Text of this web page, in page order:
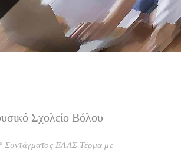
Σχολείο Βόλου
Συντάγματος ΕΛΑΣ Τέρμα με